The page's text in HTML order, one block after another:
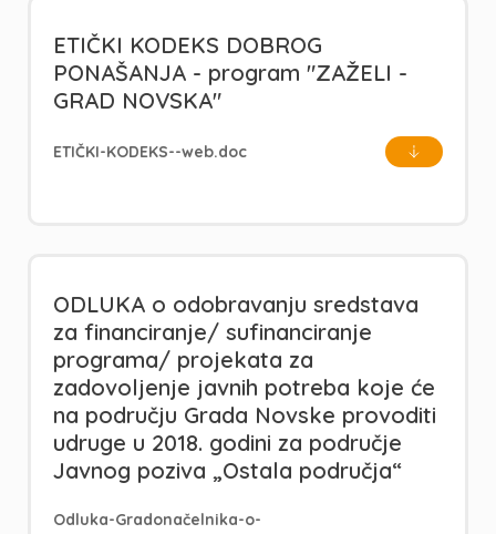
ETIČKI KODEKS DOBROG
PONAŠANJA - program "ZAŽELI -
GRAD NOVSKA"
ETIČKI-KODEKS--web.doc
ODLUKA o odobravanju sredstava
za financiranje/ sufinanciranje
programa/ projekata za
zadovoljenje javnih potreba koje će
na području Grada Novske provoditi
udruge u 2018. godini za područje
Javnog poziva „Ostala područja“
Odluka-Gradonačelnika-o-